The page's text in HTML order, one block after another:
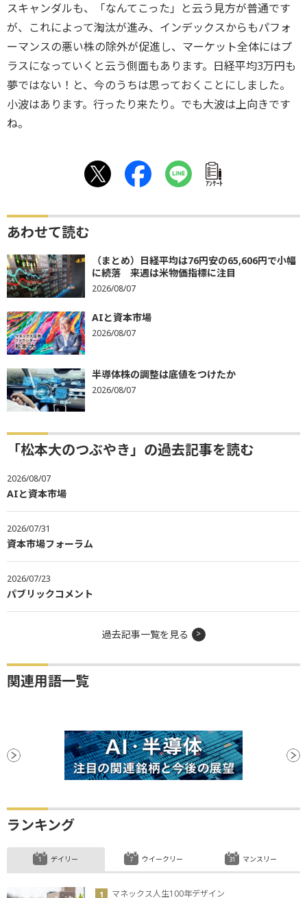
スキャンダルも、「なんてこった」と云う見方が普通です
が、これによって淘汰が進み、インデックスからもパフォ
ーマンスの悪い株の除外が促進し、マーケット全体にはプ
ラスになっていくと云う側面もあります。日経平均3万円も
夢ではない！と、今のうちは思っておくことにしました。
小波はあります。行ったり来たり。でも大波は上向きです
ね。
ｱﾝｹｰﾄ
あわせて読む
（まとめ）日経平均は76円安の65,606円で小幅
に続落 来週は米物価指標に注目
2026/08/07
AIと資本市場
2026/08/07
半導体株の調整は底値をつけたか
2026/08/07
「松本大のつぶやき」の過去記事を読む
2026/08/07
AIと資本市場
2026/07/31
資本市場フォーラム
2026/07/23
パブリックコメント
過去記事一覧を見る
関連用語一覧
ランキング
デイリー
マネックス人生100年デザイン
ウイークリー マンスリー